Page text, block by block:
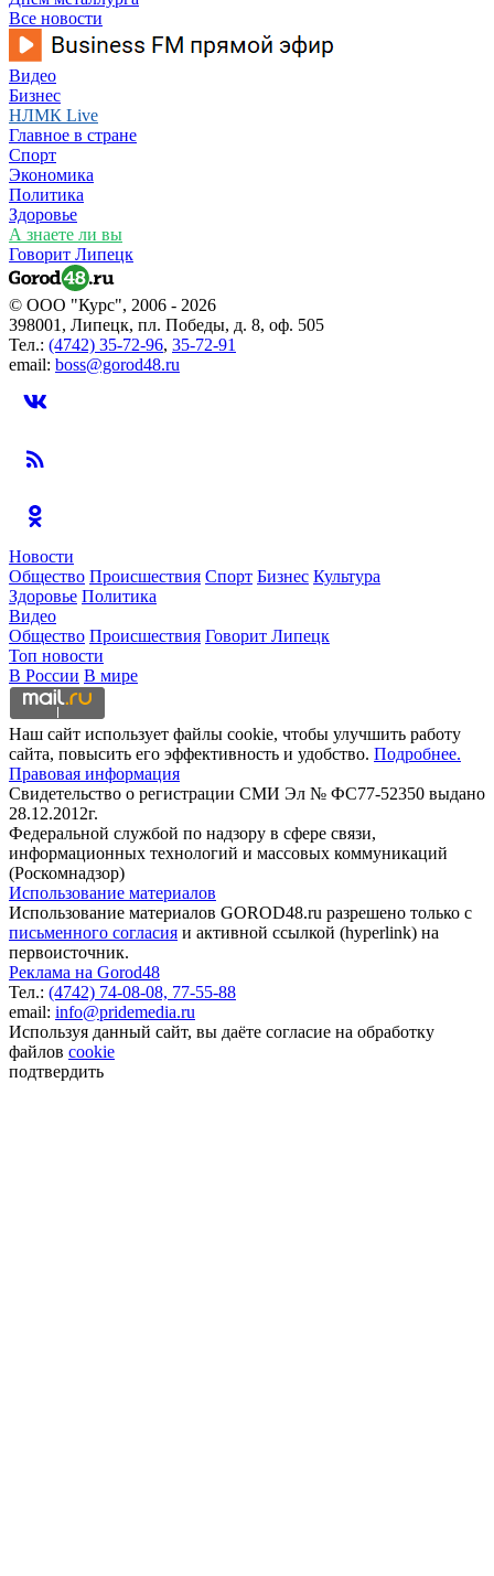
Все новости
Видео
Бизнес
НЛМК Live
Главное в стране
Спорт
Экономика
Политика
Здоровье
А знаете ли вы
Говорит Липецк
© ООО "Курс", 2006 - 2026
398001, Липецк, пл. Победы, д. 8, оф. 505
Тел.: (4742) 35-72-96, 35-72-91
email: boss@gorod48.ru
Новости
Общество Происшествия Спорт Бизнес Культура
Здоровье Политика
Видео
Общество Происшествия Говорит Липецк
Топ новости
В России В мире
Наш сайт использует файлы cookie, чтобы улучшить работу
сайта, повысить его эффективность и удобство. Подробнее.
Правовая информация
Свидетельство о регистрации СМИ Эл № ФС77-52350 выдано
28.12.2012г.
Федеральной службой по надзору в сфере связи,
информационных технологий и массовых коммуникаций
(Роскомнадзор)
Использование материалов
Использование материалов GOROD48.ru разрешено только с
письменного согласия и активной ссылкой (hyperlink) на
первоисточник.
Реклама на Gorod48
Тел.: (4742) 74-08-08, 77-55-88
email: info@pridemedia.ru
Используя данный сайт, вы даёте согласие на обработку
файлов cookie
подтвердить